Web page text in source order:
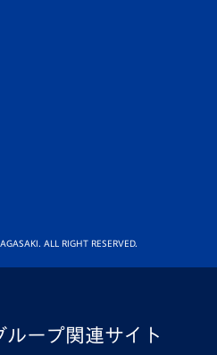
ALL RIGHT RESERVED.
ループ関連サイト